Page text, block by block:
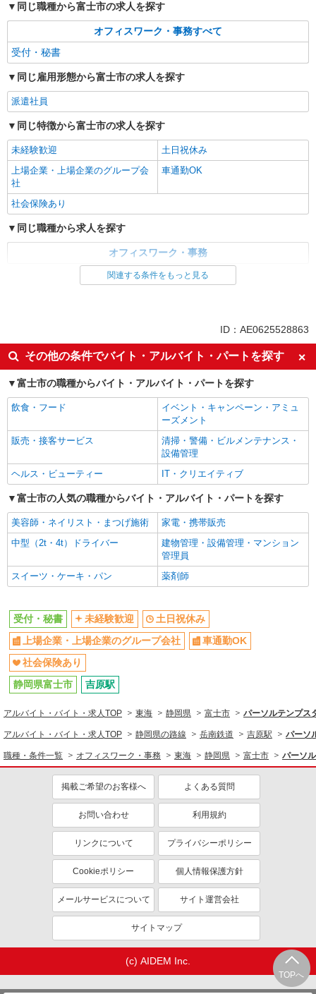
同じ職種から富士市の求人を探す
オフィスワーク・事務すべて
受付・秘書
同じ雇用形態から富士市の求人を探す
派遣社員
同じ特徴から富士市の求人を探す
未経験歓迎
土日祝休み
上場企業・上場企業のグループ会
社
車通勤OK
社会保険あり
同じ職種から求人を探す
オフィスワーク・事務
同じ特徴から求人を探す
社会保険あり
関連する条件をもっと見る
ID：AE0625528863
その他の条件でバイト・アルバイト・パートを探す
富士市の職種からバイト・アルバイト・パートを探す
飲食・フード
イベント・キャンペーン・アミュ
ーズメント
販売・接客サービス
清掃・警備・ビルメンテナンス・
設備管理
ヘルス・ビューティー
IT・クリエイティブ
富士市の人気の職種からバイト・アルバイト・パートを探す
美容師・ネイリスト・まつげ施術
家電・携帯販売
中型（2t・4t）ドライバー
建物管理・設備管理・マンション
管理員
スイーツ・ケーキ・パン
薬剤師
TOPへ
受付・秘書 未経験歓迎
土日祝休み
上場企業・上場企業のグループ会社
車通勤OK
社会保険あり
静岡県富士市
吉原駅
アルバイト・バイト・求人TOP 東海 静岡県 富士市 パーソルテンプス
アルバイト・バイト・求人TOP 静岡県の路線 岳南鉄道 吉原駅 パーソ
職種・条件一覧 オフィスワーク・事務 東海 静岡県 富士市 パーソ
掲載ご希望のお客様へ よくある質問
お問い合わせ 利用規約
リンクについて プライバシーポリシー
Cookieポリシー 個人情報保護方針
メールサービスについて サイト運営会社
サイトマップ
(c) AIDEM Inc.